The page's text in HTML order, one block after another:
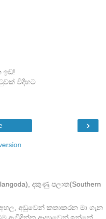
ඉඩ!
විදිහට
›
දකුණු පලාත(Southern
අහල, අඩුවෙන් කතාකරන මා ගැන
ඇවිදින්න ආසාවෙන් ඉන්නේ.